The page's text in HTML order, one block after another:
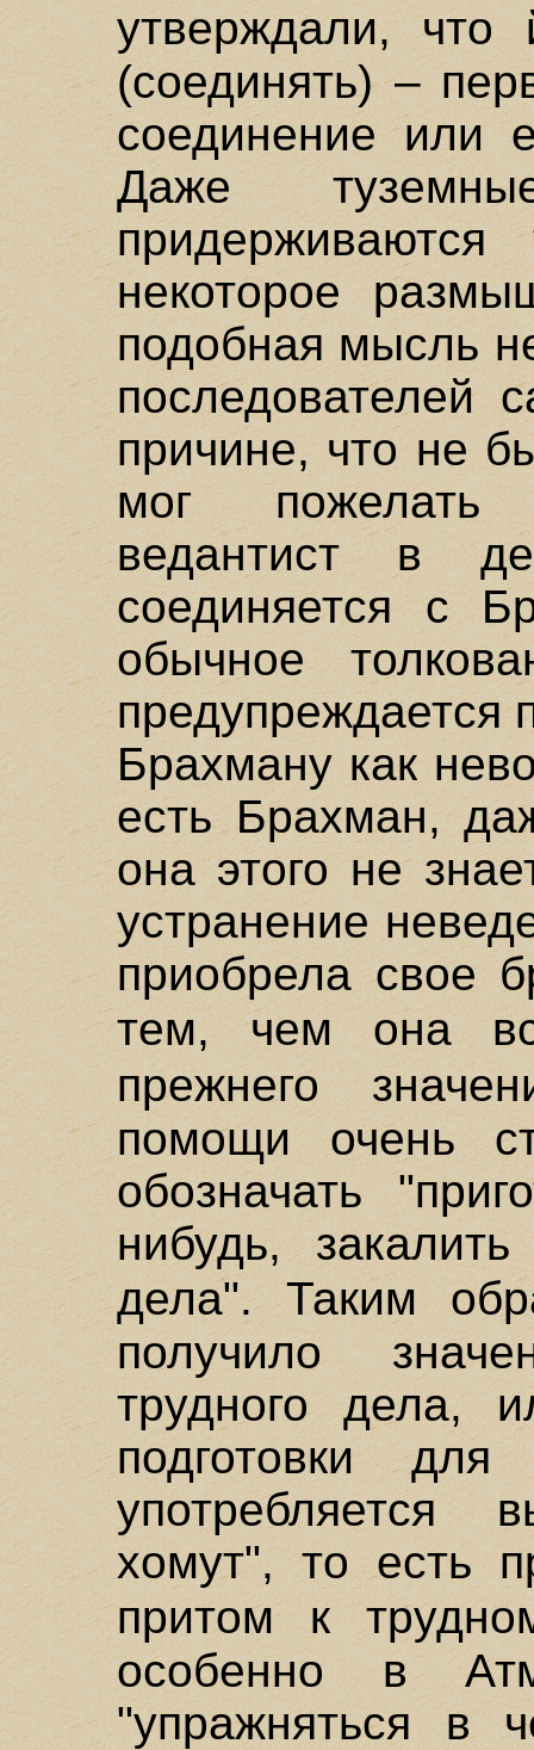
утверждали,
(соединять) –
соединение или
Даже
некоторое
подобная мысль
последователей
причине, что не
мог пожелать
ведантист в
соединяется с
обычное
предупреждается
Брахману как
есть Брахман,
она этого не
устранение
приобрела свое
тем, чем она
прежнего
помощи очень
обозначать
нибудь,
дела". Таким
получило
трудного дела,
подготовки
употребляется
хомут", то есть
притом к
особенно в
"упражняться в